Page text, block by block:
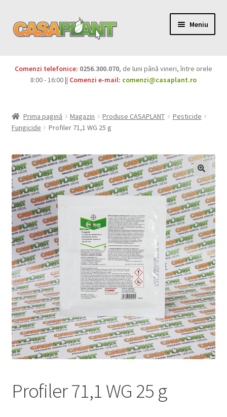
Meniu
Pesticide
copil
Produse BIO
Igienă publică
Casa și grădina
Extinde
meniul
copil
Sere și solarii
Extinde
meniul
copil
Comenzi telefonice: 0256.300.070, de luni până vineri, între orele
8:00 - 16:00 || Comenzi e-mail: comenzi@casaplant.ro
Prima pagină Magazin Produse CASAPLANT
Pesticide
Fungicide
Profiler 71,1 WG 25 g
Profiler 71,1 WG 25 g